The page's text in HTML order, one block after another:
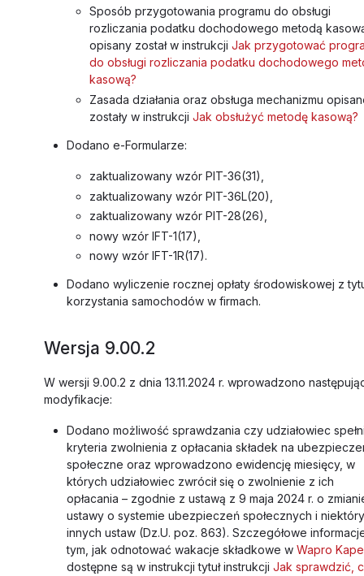
Sposób przygotowania programu do obsługi
rozliczania podatku dochodowego metodą
opisany został w instrukcji Jak przygotować
do obsługi rozliczania podatku dochodowego
kasową?
Zasada działania oraz obsługa mechanizmu
zostały w instrukcji Jak obsłużyć metodę kasową?
Dodano e-Formularze:
zaktualizowany wzór PIT-36(31),
zaktualizowany wzór PIT-36L(20),
zaktualizowany wzór PIT-28(26),
nowy wzór IFT-1(17),
nowy wzór IFT-1R(17).
Dodano wyliczenie rocznej opłaty środowiskowej z
korzystania samochodów w firmach.
Wersja 9.00.2
W wersji 9.00.2 z dnia 13.11.2024 r. wprowadzono
modyfikacje:
Dodano możliwość sprawdzania czy udziałowiec
kryteria zwolnienia z opłacania składek na
społeczne oraz wprowadzono ewidencję miesięcy, w
których udziałowiec zwrócił się o zwolnienie z ich
opłacania – zgodnie z ustawą z 9 maja 2024 r. o
ustawy o systemie ubezpieczeń społecznych i
innych ustaw (Dz.U. poz. 863). Szczegółowe
tym, jak odnotować wakacje składkowe w Wapro
dostępne są w instrukcji tytuł instrukcji Jak sprawdzić,